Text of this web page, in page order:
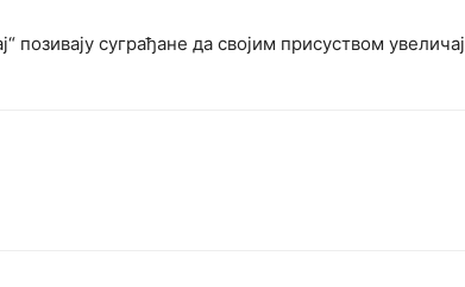
позивају суграђане да својим присуством